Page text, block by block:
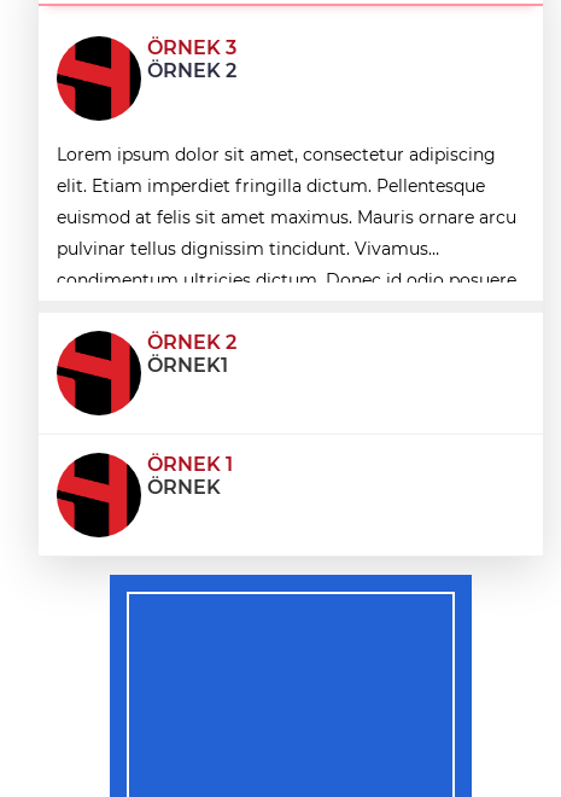
Mersin Büyükşehir, SKA Endeksi’nde
birinci oldu
Trabzon’da turizm ofisleri turistlerin
rehberi oluyor
Bilişim 500'de 39 milyar dolarlık dev
hacim
ÖRNEK 3
ÖRNEK 2
Lorem ipsum dolor sit amet, consectetur adipiscing
elit. Etiam imperdiet fringilla dictum. Pellentesque
euismod at felis sit amet maximus. Mauris ornare arcu
pulvinar tellus dignissim tincidunt. Vivamus
condimentum ultricies dictum. Donec id odio posuere,
ÖRNEK 2
ÖRNEK1
ÖRNEK 1
ÖRNEK